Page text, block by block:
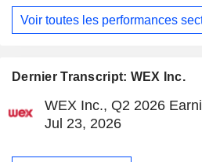
Dernier Transcript: WEX Inc.
WEX Inc., Q2 2026
Jul 23, 2026
Voir toutes les performances